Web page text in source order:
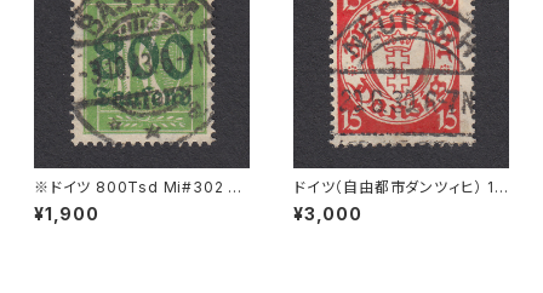
※ドイツ 800Tsd Mi#302 A
使用済み切手｜BASSUM 3.1
0.1923
¥1,900
ドイツ（自由都市ダンツィヒ） 15
Pf Mi#214 使用済み切手｜NE
UTEICH 20.6.1930
¥3,000